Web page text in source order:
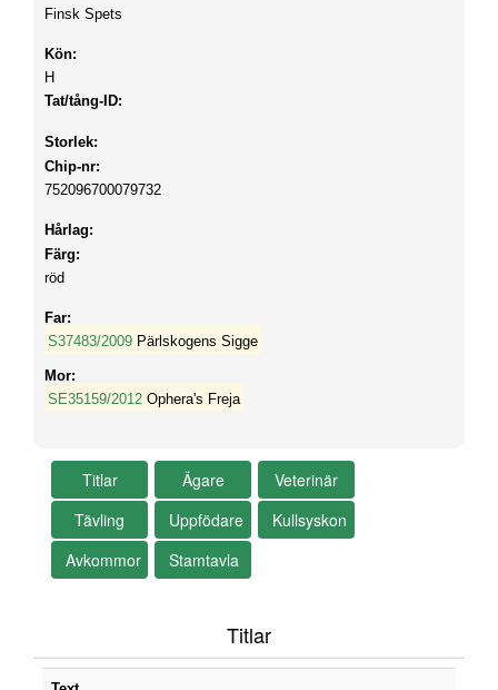
Finsk Spets
Kön:
H
Tat/tång-ID:
Storlek:
Chip-nr:
752096700079732
Hårlag:
Färg:
röd
Far:
S37483/2009 Pärlskogens Sigge
Mor:
SE35159/2012 Ophera's Freja
Titlar